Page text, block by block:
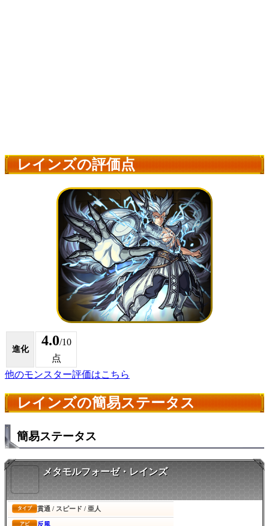
レインズの評価点
進化
4.0/10
点
他のモンスター評価はこちら
レインズの簡易ステータス
簡易ステータス
メタモルフォーゼ・レインズ
タイプ 貫通 / スピード / 亜人
アビ 反風